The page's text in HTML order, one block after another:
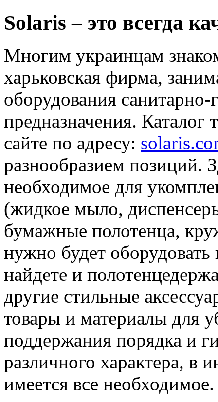
Solaris – это всегда
Многим украинцам
харьковская фирма,
оборудования санитарно-
предназначения. Каталог
сайте по адресу:
разнообразием позиций.
необходимое для
(жидкое мыло,
бумажные полотенца,
нужно будет
найдете и
другие стильные
товары и материалы для
поддержания порядка и
различного характера, в
имеется все необходимое.